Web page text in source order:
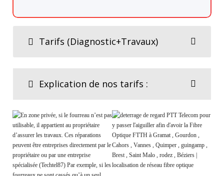
Tarifs (Diagnostic+Travaux)
Explication de nos tarifs :